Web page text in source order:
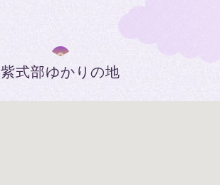
紫式部ゆかりの地